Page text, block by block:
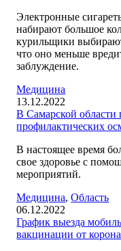
Электронные
набирают большое
курильщики
что оно меньше
заблуждение.
Медицина
13.12.2022
В Самарской области
профилактических
В настоящее время
свое здоровье с
мероприятий.
Медицина,Область
06.12.2022
График выезда
вакцинации от